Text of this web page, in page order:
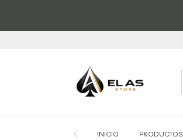
INICIO PRODUCTOS